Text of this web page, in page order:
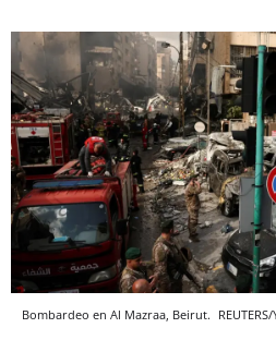
Bombardeo en Al Mazraa, Beirut.